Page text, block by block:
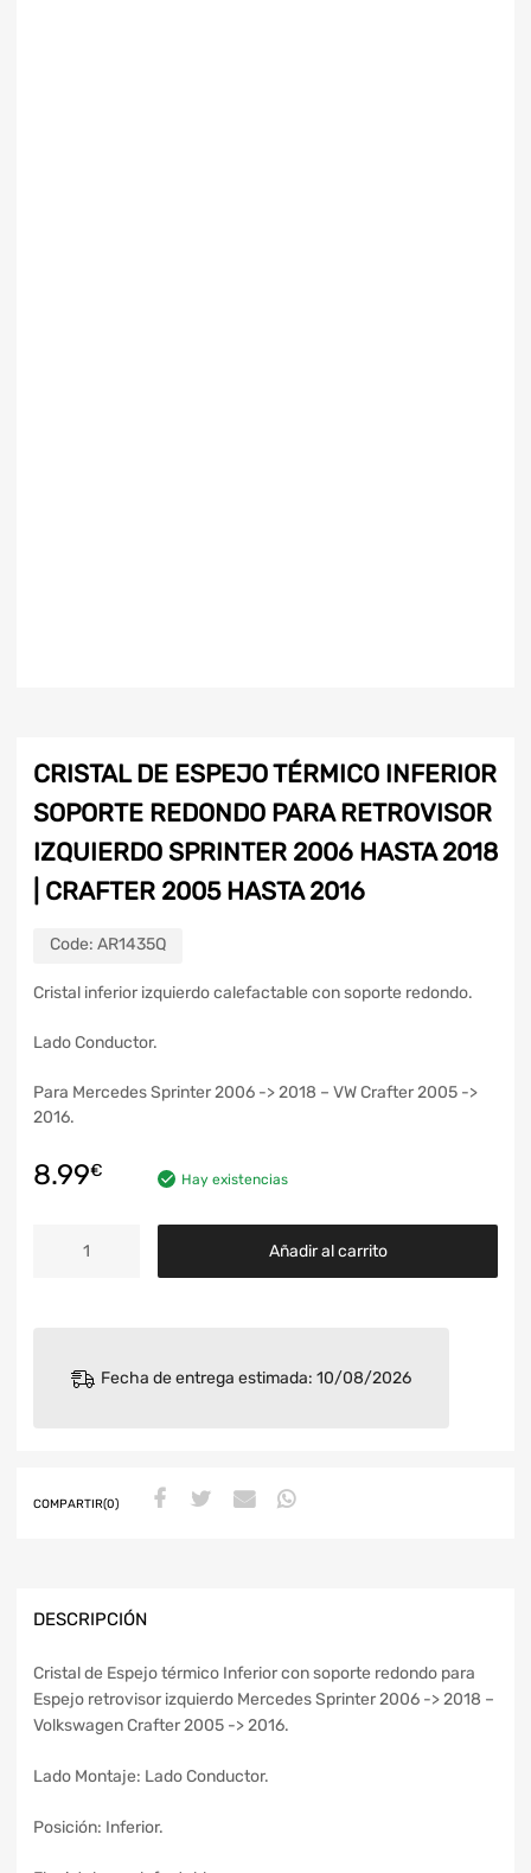
CRISTAL DE ESPEJO TÉRMICO INFERIOR
SOPORTE REDONDO PARA RETROVISOR
IZQUIERDO SPRINTER 2006 HASTA 2018
| CRAFTER 2005 HASTA 2016
Code: AR1435Q
Cristal inferior izquierdo calefactable con soporte redondo.
Lado Conductor.
Para Mercedes Sprinter 2006 -> 2018 – VW Crafter 2005 ->
2016.
8.99€ Hay existencias
Añadir al carrito
Fecha de entrega estimada: 10/08/2026
COMPARTIR(0)
DESCRIPCIÓN
Cristal de Espejo térmico Inferior con soporte redondo para
Espejo retrovisor izquierdo Mercedes Sprinter 2006 -> 2018 –
Volkswagen Crafter 2005 -> 2016.
Lado Montaje: Lado Conductor.
Posición: Inferior.